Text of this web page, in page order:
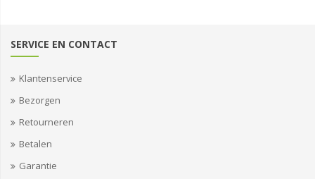
SERVICE EN CONTACT
Klantenservice
Bezorgen
Retourneren
Betalen
Garantie